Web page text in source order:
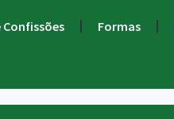
Confissões Formas